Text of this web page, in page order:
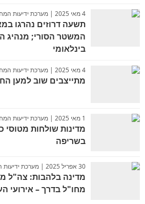
4 מאי 2025 | מערכת ידיעות המחר
תשעה דרוזים נהרגו
המשטר הסורי; מנהיג
בינלאומי
4 מאי 2025 | מערכת ידיעות המחר
מתייצבים שוב למען
1 מאי 2025 | מערכת ידיעות המחר
מדינות שולחות מטוסי
בשריפה
30 אפריל 2025 | מערכת ידיעות המחר
מדינה בלהבות: צה"ל
מחו"ל בדרך – אירועי